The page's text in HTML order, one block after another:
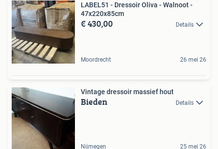
LABEL51 - Dressoir Oliva - Walnoot -
47x220x85cm
€ 430,00 Details
Moordrecht 26 mei 26
Vintage dressoir massief hout
Bieden Details
Nijmegen 25 mei 26